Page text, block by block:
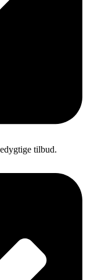
tilbud.